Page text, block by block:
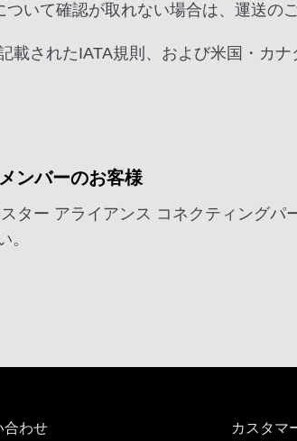
いて確認が取れない場合は、運送の
載されたIATA規則、および米国・カ
ンバーのお客様
ター アライアンス コネクティング
。
合わせ
カスタマ